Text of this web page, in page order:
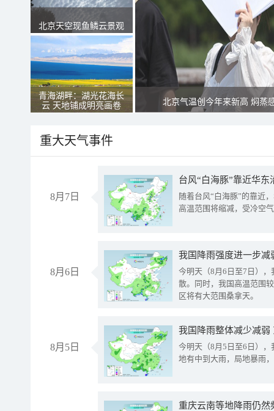
北京天空现鱼鳞云景观
青海湖畔：湖光花海长
云 天地铺成明亮画卷
北京气温创今年来新高 焖蒸
重大天气事件
8月7日
台风“白海豚”靠近华
随着台风“白海豚”的靠近
高温范围将缩减，受冷空
8月6日
今明天（8月6日至7日）
散。同时，我国高温范围
区将有大范围桑拿天。
8月5日
我国降雨整体减少减弱
今明天（8月5日至6日）
地有中到大雨，局地暴雨
重庆云南等地降雨仍然